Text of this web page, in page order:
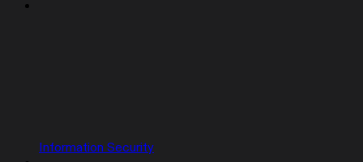
Information Security